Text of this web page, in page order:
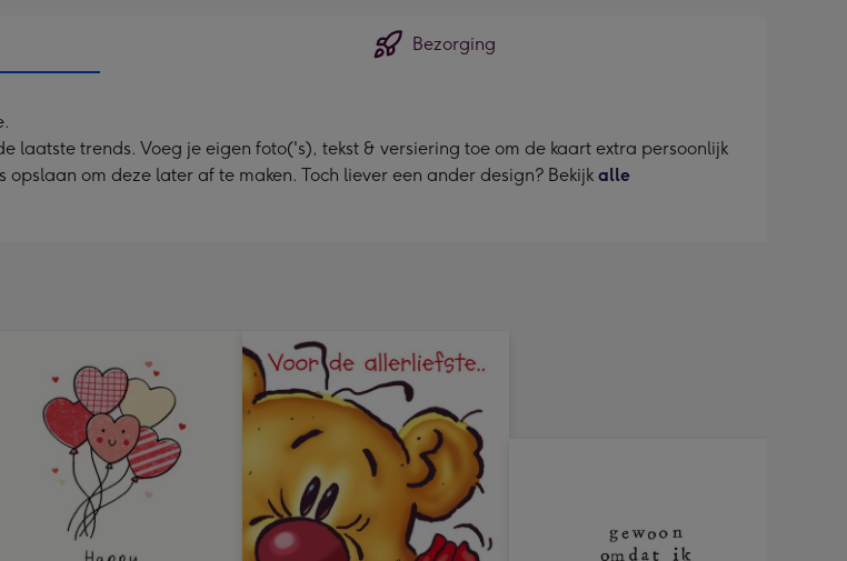
Bezorging
laatste trends. Voeg je eigen foto('s), tekst & versiering toe om de kaart extra persoonlijk
om deze later af te maken. Toch liever een ander design? Bekijk alle